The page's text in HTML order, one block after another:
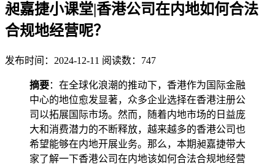
昶嘉捷小课堂|香港公司在内地如何合法
合规地经营呢？
发布时间：2024-12-11 阅读数：747
摘要：在全球化浪潮的推动下，香港作为国际金融
中心的地位愈发显著，众多企业选择在香港注册公
司以拓展国际市场。然而，随着内地市场的日益庞
大和消费潜力的不断释放，越来越多的香港公司也
希望能够在内地开展业务。那么，本期昶嘉捷带大
家了解一下香港公司在内地该如何合法合规地经营